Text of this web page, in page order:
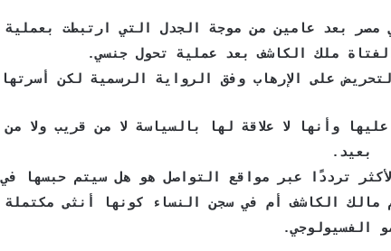
بعد عامين من موجة الجدل التي ارتبطت بعملية
ملك الكاشف بعد عملية تحول جنسي.
على الإرهاب وفق الرواية الرسمية لكن أسرتها
وأنها لا علاقة لها بالسياسة لا من قريب ولا من
بعيد.
ترددًا عبر مواقع التواصل هو هل سيتم حبسها في
مالك الكاشف أم في سجن النساء كونها أنثى مكتملة
الفسيولوجي.